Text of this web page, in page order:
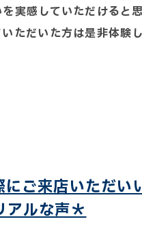
実感していただけると
ただいた方は是非体験
にご来店いただい
アルな声＊